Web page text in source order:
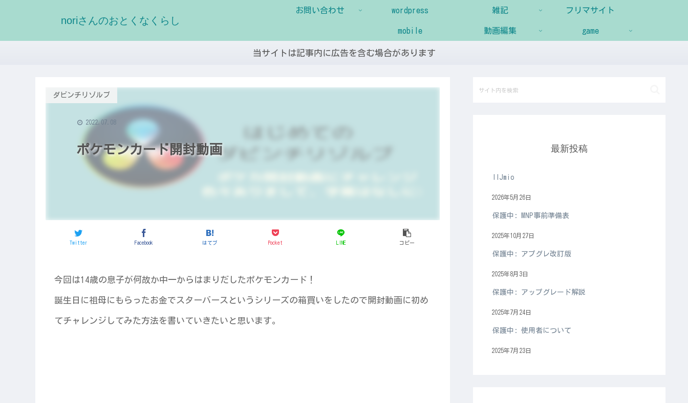
noriさんのおとくなくらし
お問い合わせ wordpress 雑記 フリマサイト
mobile 動画編集 game
当サイトは記事内に広告を含む場合があります
ポケモンカード開封動画
ダビンチリゾルブ
Twitter Facebook はてブ Pocket LINE コピー
2022.07.08
今回は14歳の息子が何故か中一からはまりだしたポケモンカード！
誕生日に祖母にもらったお金でスターバースというシリーズの箱買いをしたので開封動画に初め
てチャレンジしてみた方法を書いていきたいと思います。
最新投稿
IIJmio
2026年5月26日
保護中: MNP事前準備表
2025年10月27日
保護中: アプグレ改訂版
2025年8月3日
保護中: アップグレード解説
2025年7月24日
保護中: 使用者について
2025年7月23日